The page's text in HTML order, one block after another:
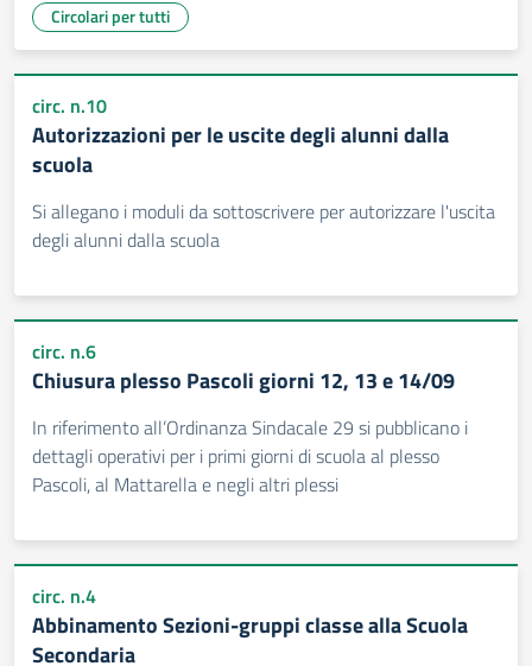
Circolari per tutti
circ. n.10
Autorizzazioni per le uscite degli alunni dalla
scuola
Si allegano i moduli da sottoscrivere per autorizzare l'uscita
degli alunni dalla scuola
circ. n.6
Chiusura plesso Pascoli giorni 12, 13 e 14/09
In riferimento all’Ordinanza Sindacale 29 si pubblicano i
dettagli operativi per i primi giorni di scuola al plesso
Pascoli, al Mattarella e negli altri plessi
circ. n.4
Abbinamento Sezioni-gruppi classe alla Scuola
Secondaria